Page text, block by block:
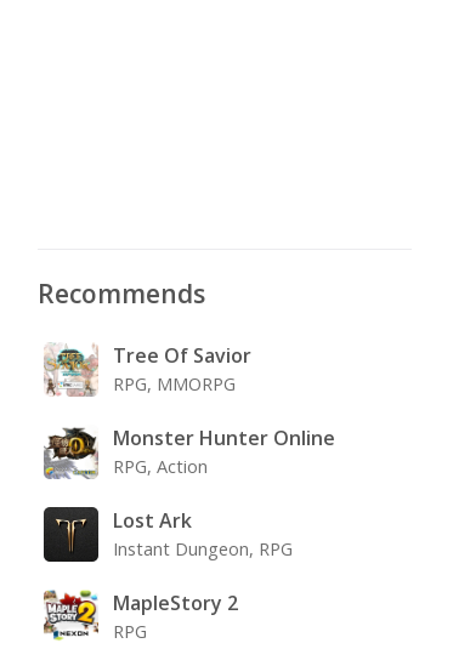
Recommends
Tree Of Savior
RPG, MMORPG
Monster Hunter Online
RPG, Action
Lost Ark
Instant Dungeon, RPG
MapleStory 2
RPG